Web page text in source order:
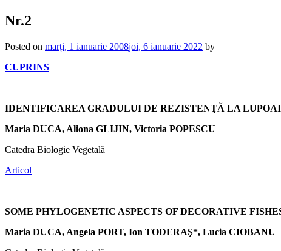
Nr.2
Posted on marți, 1 ianuarie 2008joi, 6 ianuarie 2022 by
CUPRINS
IDENTIFICAREA GRADULUI DE REZISTENŢĂ LA
Maria DUCA, Aliona GLIJIN, Victoria POPESCU
Catedra Biologie Vegetală
Articol
SOME PHYLOGENETIC ASPECTS OF DECORATIVE
Maria DUCA, Angela PORT, Ion TODERAŞ*, Lucia CIOBANU